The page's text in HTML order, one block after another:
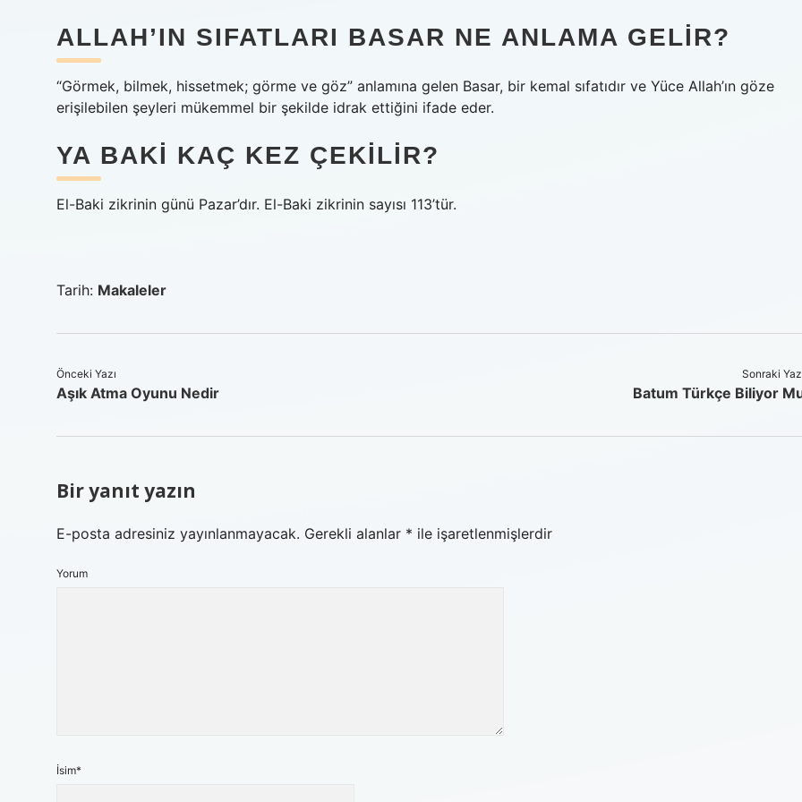
ALLAH’IN SIFATLARI BASAR NE ANLAMA GELIR?
“Görmek, bilmek, hissetmek; görme ve göz” anlamına gelen Basar, bir kemal sıfatıdır ve Yüce Allah’ın göze
erişilebilen şeyleri mükemmel bir şekilde idrak ettiğini ifade eder.
YA BAKI KAÇ KEZ ÇEKILIR?
El-Baki zikrinin günü Pazar’dır. El-Baki zikrinin sayısı 113’tür.
Tarih: Makaleler
Önceki Yazı
Aşık Atma Oyunu Nedir
Sonraki
Batum Türkçe Biliyor
Bir yanıt yazın
E-posta adresiniz yayınlanmayacak. Gerekli alanlar * ile işaretlenmişlerdir
Yorum
İsim*